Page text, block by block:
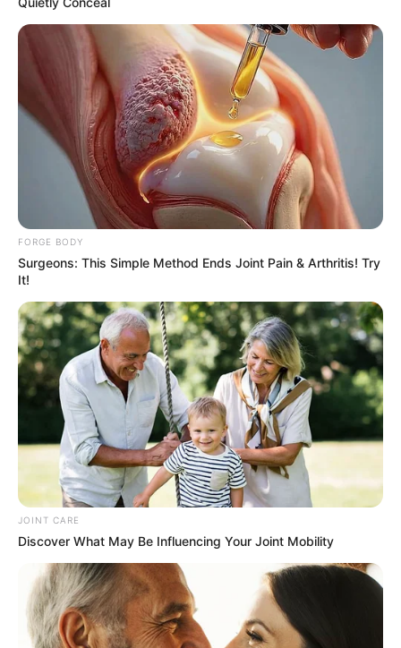
– วันเสาร์ที่ 20 กรกฎาคม 2562
เวลา 10.29-11.59 น.
– วันพฤหัสบดีที่ 25 กรกฎาคม 2562
เวลา 15.19-15.39 น.
– วันศุกร์ที่ 26 กรกฎาคม 2562
เวลา 09.09-09.59 น.
ฤกษ์กู้ยืมเงิน – ขอเครดิต เดือนกรกฎาคม 2562
– วันเสาร์ที่ 6 กรกฎาคม 2562
เวลา 09.29 – 11.49 น.
FORGE BODY
Surgeons: This Simple Method Ends Joint Pain & Arthritis! Try
It!
JOINT CARE
Discover What May Be Influencing Your Joint Mobility